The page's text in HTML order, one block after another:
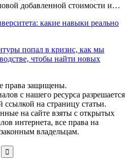
добавленной стоимости и…
какие навыки реально
попал в кризис, как мы
чтобы найти новых
права защищены.
с нашего ресурса разрешается
ссылкой на страницу статьи.
на сайте взяты с открытых
интернета, все права на
владельцам.